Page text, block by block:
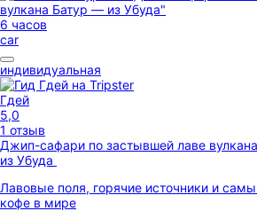
6 часов
car
индивидуальная
Гдей
5,0
1 отзыв
Джип-сафари по застывшей лаве
из Убуда
Лавовые поля, горячие источники и
кофе в мире